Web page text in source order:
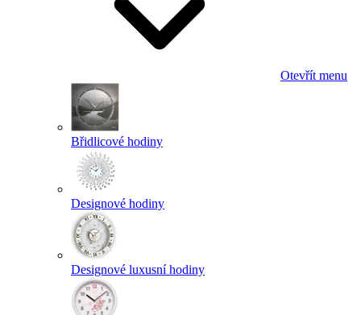
Otevřít menu
Břidlicové hodiny
Designové hodiny
Designové luxusní hodiny